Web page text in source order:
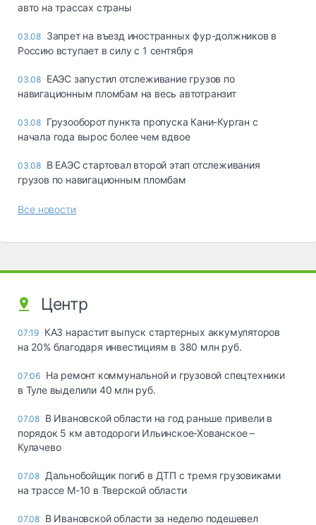
авто на трассах страны
03.08 Запрет на въезд иностранных фур-должников в
Россию вступает в силу с 1 сентября
03.08 ЕАЭС запустил отслеживание грузов по
навигационным пломбам на весь автотранзит
03.08 Грузооборот пункта пропуска Кани-Курган с
начала года вырос более чем вдвое
03.08 В ЕАЭС стартовал второй этап отслеживания
грузов по навигационным пломбам
Все новости
Центр
07:19 КАЗ нарастит выпуск стартерных аккумуляторов
на 20% благодаря инвестициям в 380 млн руб.
07:06 На ремонт коммунальной и грузовой спецтехники
в Туле выделили 40 млн руб.
07.08 В Ивановской области на год раньше привели в
порядок 5 км автодороги Ильинское-Хованское –
Кулачево
07.08 Дальнобойщик погиб в ДТП с тремя грузовиками
на трассе М-10 в Тверской области
07.08 В Ивановской области за неделю подешевел